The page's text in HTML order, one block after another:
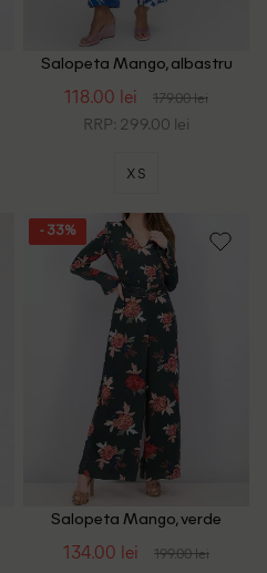
Salopeta Mango, albastru
118.00 lei 179.00 lei
RRP: 299.00 lei
XS
- 33%
Salopeta Mango, verde
134.00 lei 199.00 lei